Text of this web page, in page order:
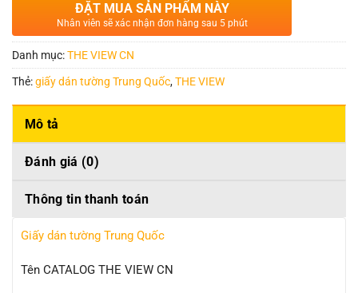
ĐẶT MUA SẢN PHẨM NÀY
Nhân viên sẽ xác nhận đơn hàng sau 5 phút
Danh mục:THE VIEW CN
Thẻ:giấy dán tường Trung Quốc,THE VIEW
Mô tả
Đánh giá (0)
Thông tin thanh toán
Giấy dán tường Trung Quốc
Tên CATALOG THE VIEW CN